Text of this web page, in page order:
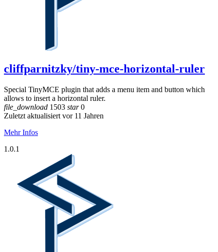
cliffparnitzky/tiny-mce-horizontal-ruler
Special TinyMCE plugin that adds a menu item and button which
allows to insert a horizontal ruler.
file_download 1503 star0
Zuletzt aktualisiert vor 11 Jahren
Mehr Infos
1.0.1